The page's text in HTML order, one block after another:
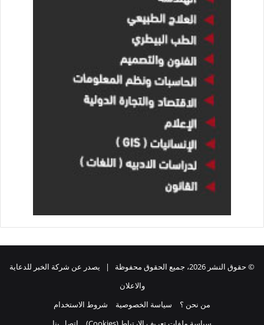
© حقوق النشر 2026، جميع الحقوق محفوظة | يصدر عن شركة الخبر للدعاية
والاعلان
من نحن ؟
سياسة الخصوصية
شروط الاستخدام